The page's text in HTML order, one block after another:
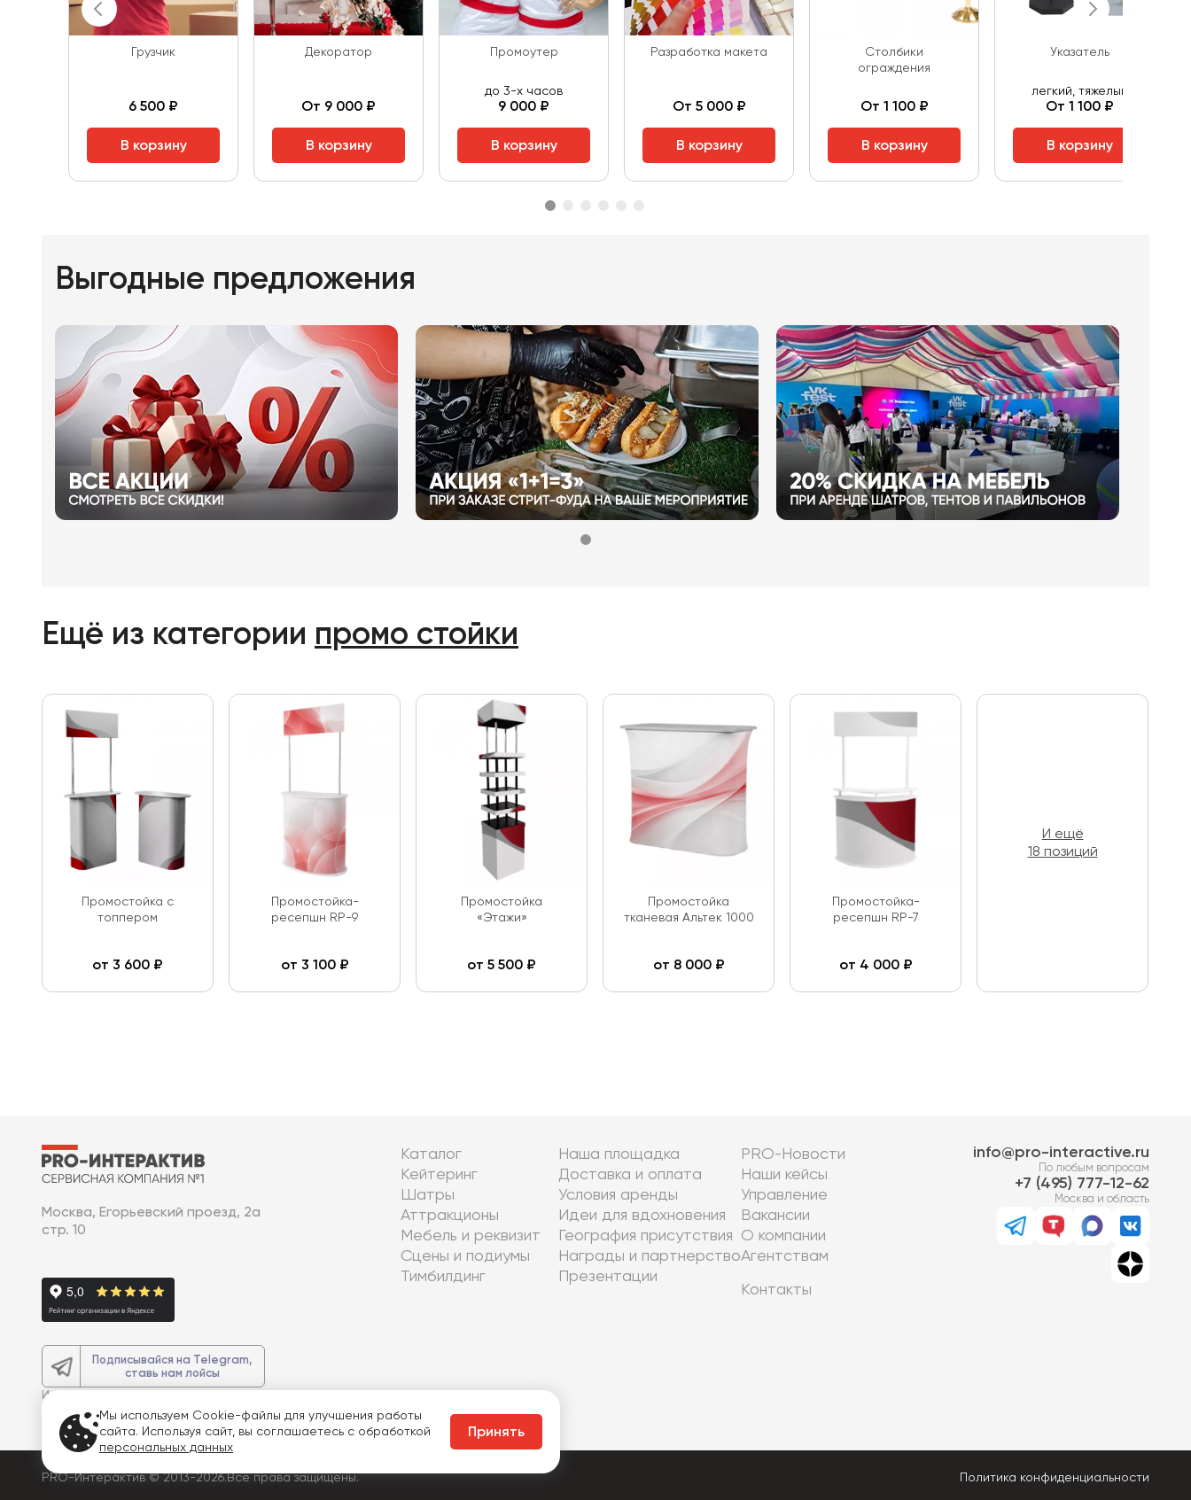
Грузчик
6 500 ₽
В корзину
Декоратор
От 9 000 ₽
В корзину
Промоутер
до 3-х часов
9 000 ₽
В корзину
Разработка макета
От 5 000 ₽
В корзину
Столбики
ограждения
От 1 100 ₽
В корзину
Указатель
легкий, тяжелый
От 1 100 ₽
В корзину
Выгодные предложения
Ещё из категории промо стойки
Промостойка с
топпером
от 3 600 ₽
Промостойка-
ресепшн RP-9
от 3 100₽
Промостойка
«Этажи»
от 5 500 ₽
Промостойка
тканевая Альтек 1000
от 8 000₽
Промостойка-
ресепшн RP-7
от 4 000₽
И ещё
18 позиций
Москва, Егорьевский проезд, 2а
стр. 10
Подписывайся на Telegram,
ставь нам лойсы
И получите
Каталог
Кейтеринг
Шатры
Аттракционы
Мебель и реквизит
Сцены и подиумы
Тимбилдинг
Наша площадка
Доставка и оплата
Условия аренды
Идеи для вдохновения
География присутствия
Награды и партнерство
Презентации
PRO-Новости
Наши кейсы
Управление
Вакансии
О компании
Агентствам
Контакты
info@pro-interactive.ru
По любым вопросам
7 (495) 777-12-62
Москва и область
PRO-Интерактив © 2013-2026. Все права защищены. Политика конфиденциальности
Мы используем Cookie-файлы для улучшения работы
сайта. Используя сайт, вы соглашаетесь с обработкой
персональных данных
Принять